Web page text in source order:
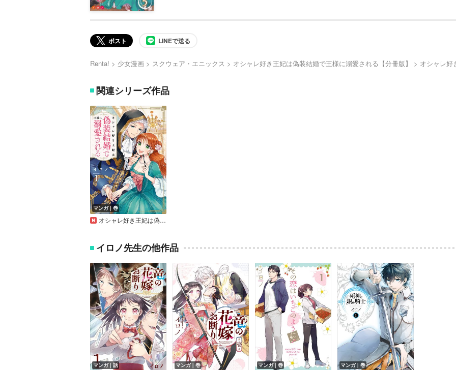
ポスト LINEで送る
Renta! 少女漫画 スクウェア・エニックス オシャレ好き王妃は偽装結婚で王様に溺愛される【分冊版】
関連シリーズ作品
マンガ｜巻
オシャレ好き王妃は偽装結婚で王様に溺愛される
イロノ先生の他作品
マンガ｜話 マンガ｜巻 マンガ｜巻 マンガ｜巻